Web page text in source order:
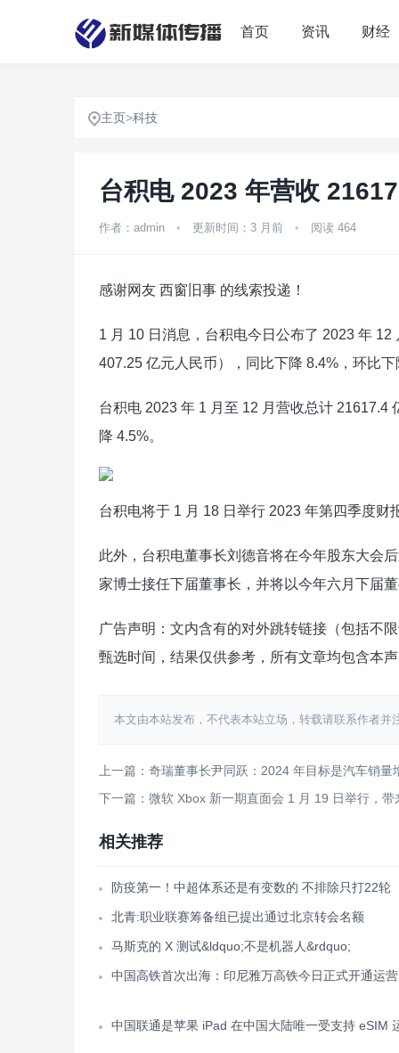
首页 资讯 财经
主页>科技
台积电 2023 年营收
作者：admin • 更新时间：3 月前 • 阅读 464
感谢网友 西窗旧事 的线索投递！
1 月 10 日消息，台积电今日公布了 2023 年
407.25 亿元人民币），同比下降 8.4%，环比
台积电 2023 年 1 月至 12 月营收总计 21617.4
降 4.5%。
台积电将于 1 月 18 日举行 2023 年第四季度
此外，台积电董事长刘德音将在今年股东大会
家博士接任下届董事长，并将以今年六月下届
广告声明：文内含有的对外跳转链接（包括不
甄选时间，结果仅供参考，所有文章均包含本
本文由本站发布，不代表本站立场，转载请联系作者
上一篇：奇瑞董事长尹同跃：2024 年目标是汽车销量
下一篇：微软 Xbox 新一期直面会 1 月 19 日举行，带
相关推荐
防疫第一！中超体系还是有变数的 不排除只打22轮
北青:职业联赛筹备组已提出通过北京转会名额
马斯克的 X 测试&ldquo;不是机器人&rdquo;
中国高铁首次出海：印尼雅万高铁今日正式开通运
中国联通是苹果 iPad 在中国大陆唯一受支持 eSIM